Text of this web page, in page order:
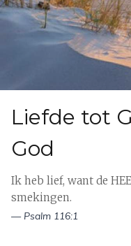
Liefde tot
God
Ik heb lief, want de
smekingen.
— Psalm 116:1